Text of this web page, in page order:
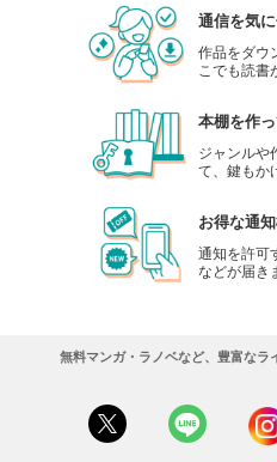
通信を気
作品をダウ
こでも読書
本棚を作
ジャンルや
て、鍵もか
お得な通知
通知を許可
などが届き
無料マンガ・ラノベなど、豊富なラ